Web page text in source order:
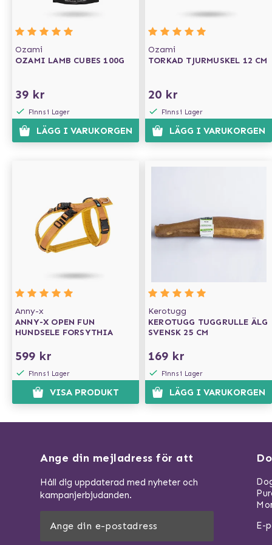
Ozami
OZAMI LAMB CUBES 100G
39 kr
Finns i Lager
LÄGG I VARUKORGEN
Ozami
TORKAD TJURMUSKEL 12 CM
20 kr
Finns i Lager
LÄGG I VARUKORGEN
Anny-x
ANNY-X OPEN FUN
HUNDSELE FORSYTHIA
599 kr
Finns i Lager
VISA PRODUKT
Kerotugg
KEROTUGG TUGGRULLE ÄLG
SVENSK 25 CM
169 kr
Finns i Lager
LÄGG I VARUKORGEN
Ange din mejladress för att
Håll dig uppdaterad med nyheter och
kampanjerbjudanden.
E-